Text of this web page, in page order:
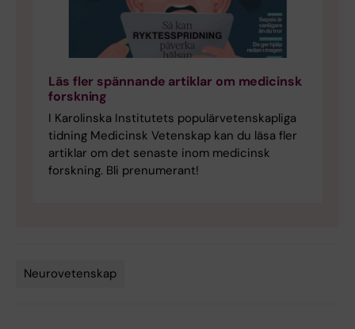
Läs fler spännande artiklar om medicinsk
forskning
I Karolinska Institutets populärvetenskapliga
tidning Medicinsk Vetenskap kan du läsa fler
artiklar om det senaste inom medicinsk
forskning. Bli prenumerant!
Neurovetenskap